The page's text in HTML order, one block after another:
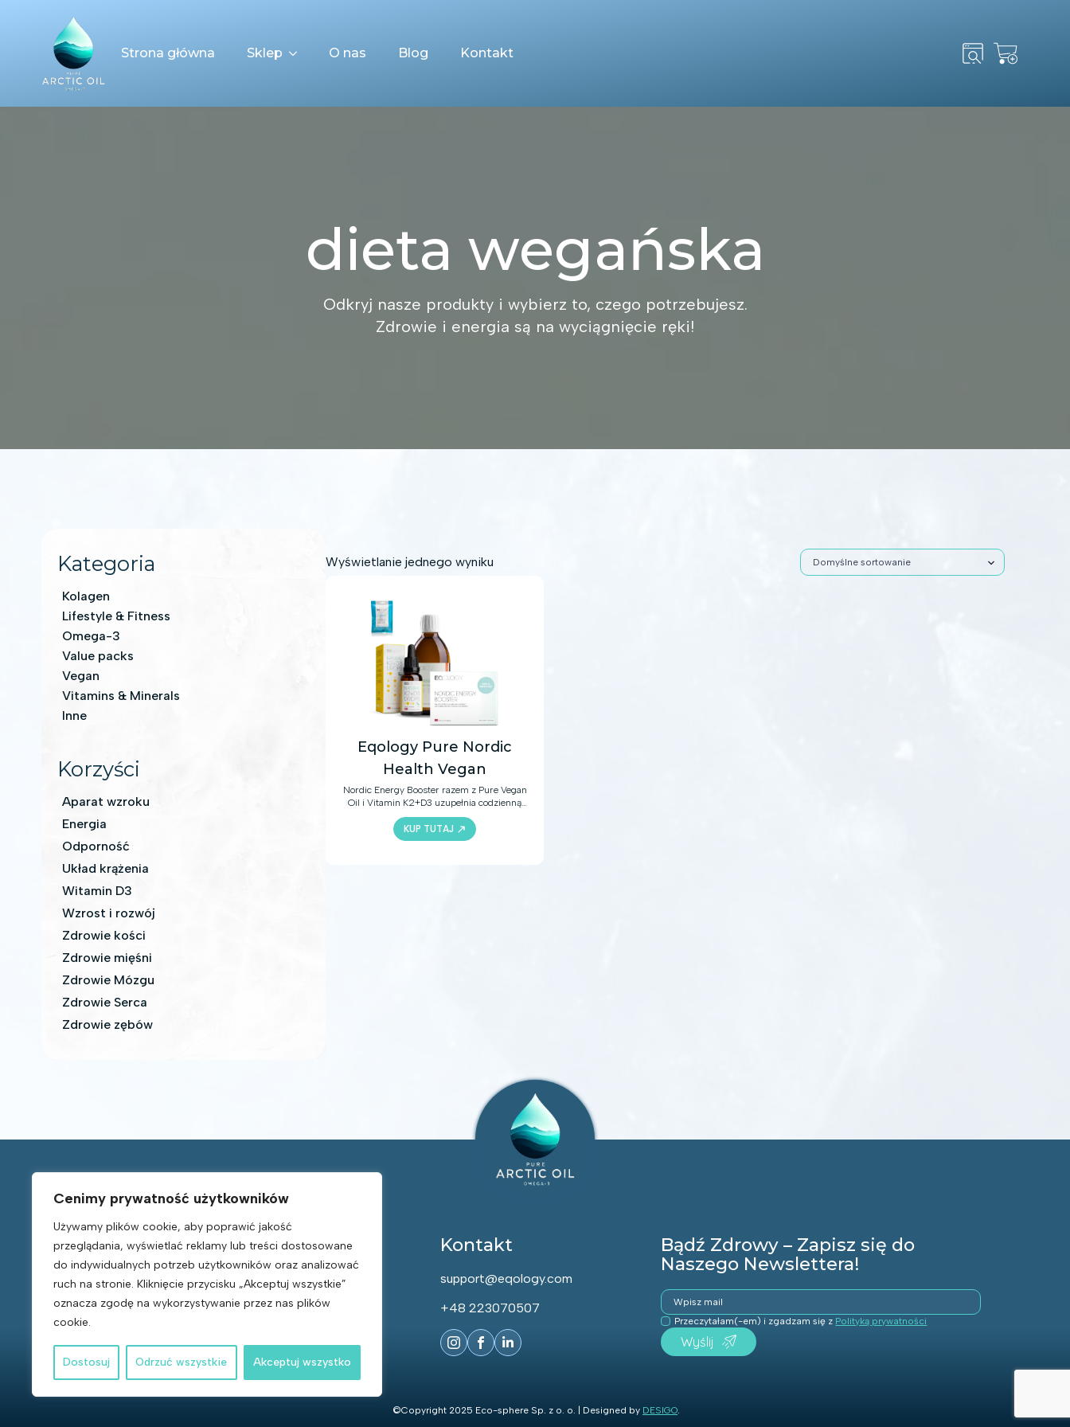
Cenimy prywatność użytkowników
Używamy plików cookie, aby poprawić jakość
przeglądania, wyświetlać reklamy lub treści dostosowane
do indywidualnych potrzeb użytkowników oraz analizować
ruch na stronie. Kliknięcie przycisku „Akceptuj wszystkie”
oznacza zgodę na wykorzystywanie przez nas plików
cookie.
Dostosuj Odrzuć wszystkie Akceptuj wszystko
Strona główna Sklep O nas Blog
Kontakt
dieta wegańska
Odkryj nasze produkty i wybierz to, czego potrzebujesz.
Zdrowie i energia są na wyciągnięcie ręki!
Kategoria
Kolagen
Lifestyle & Fitness
Omega-3
Value packs
Vegan
Vitamins & Minerals
Inne
Korzyści
Aparat wzroku
Energia
Odporność
Układ krążenia
Witamin D3
Wzrost i rozwój
Zdrowie kości
Zdrowie mięśni
Zdrowie Mózgu
Zdrowie Serca
Zdrowie zębów
Wyświetlanie jednego wyniku
Eqology Pure Nordic
Health Vegan
Nordic Energy Booster razem z Pure Vegan
Oil i Vitamin K2+D3 uzupełnia codzienną
dietę o kwasy omega-3, witaminy i
składniki mineralne. W połączeniu ze
zdrową i zrównoważoną dietą produkty te
KUP TUTAJ
Nawigacja
Sklep
Blog
Kontakt
Polityka Prywatności
Regulamin
Kontakt
support@eqology.com
+48 223070507
Bądź Zdrowy – Zapisz się do
Naszego Newslettera!
Email
Rodo
*
Przeczytałam(-em) i zgadzam się z Polityką prywatności
Wyślij
©Copyright 2025 Eco-sphere Sp. z o. o. | Designed by DESIGO